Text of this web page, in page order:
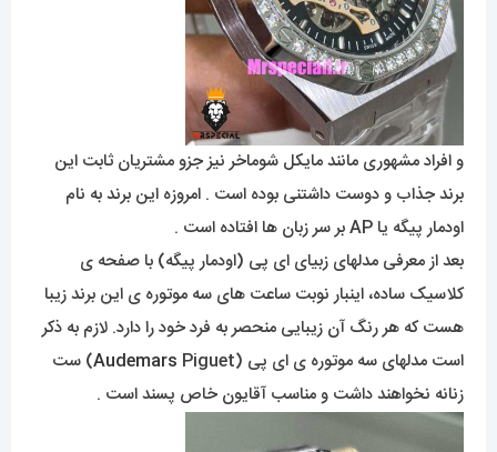
و افراد مشهوری مانند مایکل شوماخر نیز جزو مشتریان ثابت این
برند جذاب و دوست داشتنی بوده است . امروزه این برند به نام
اودمار پیگه یا AP بر سر زبان ها افتاده است .
بعد از معرفی مدلهای زبیای ای پی (اودمار پیگه) با صفحه ی
کلاسیک ساده، اینبار نوبت ساعت های سه موتوره ی این برند زیبا
هست که هر رنگ آن زیبایی منحصر به فرد خود را دارد. لازم به ذکر
است مدلهای سه موتوره ی ای پی (
AudemarsPiguet) ست
زنانه نخواهند داشت و مناسب آقایون خاص پسند است .